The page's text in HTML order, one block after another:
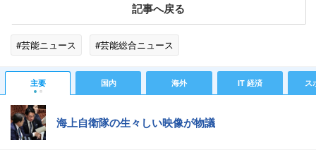
記事へ戻る
#芸能ニュース #芸能総合ニュース
主要 国内 海外 IT 経済 ス
海上自衛隊の生々しい映像が物議